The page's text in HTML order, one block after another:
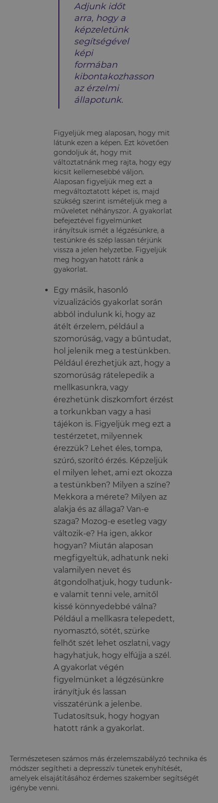
Adjunk időt
arra, hogy a
képzeletünk
segítségével
képi
formában
kibontakozhasson
az érzelmi
állapotunk.
Figyeljük meg alaposan, hogy mit
látunk ezen a képen. Ezt követően
gondoljuk át, hogy mit
változtatnánk meg rajta, hogy egy
kicsit kellemesebbé váljon.
Alaposan figyeljük meg ezt a
megváltoztatott képet is, majd
szükség szerint ismételjük meg a
műveletet néhányszor. A gyakorlat
befejeztével figyelmünket
irányítsuk ismét a légzésünkre, a
testünkre és szép lassan térjünk
vissza a jelen helyzetbe. Figyeljük
meg hogyan hatott ránk a
gyakorlat.
Egy másik, hasonló
vizualizációs gyakorlat során
abból indulunk ki, hogy az
átélt érzelem, például a
szomorúság, vagy a bűntudat,
hol jelenik meg a testünkben.
Például érezhetjük azt, hogy a
szomorúság rátelepedik a
mellkasunkra, vagy
érezhetünk diszkomfort érzést
a torkunkban vagy a hasi
tájékon is. Figyeljük meg ezt a
testérzetet, milyennek
érezzük? Lehet éles, tompa,
szúró, szorító érzés. Képzeljük
el milyen lehet, ami ezt okozza
a testünkben? Milyen a színe?
Mekkora a mérete? Milyen az
alakja és az állaga? Van-e
szaga? Mozog-e esetleg vagy
változik-e? Ha igen, akkor
hogyan? Miután alaposan
megfigyeltük, adhatunk neki
valamilyen nevet és
átgondolhatjuk, hogy tudunk-
e valamit tenni vele, amitől
kissé könnyedebbé válna?
Például a mellkasra telepedett,
nyomasztó, sötét, szürke
felhőt szét lehet oszlatni, vagy
hagyhatjuk, hogy elfújja a szél.
A gyakorlat végén
figyelmünket a légzésünkre
irányítjuk és lassan
visszatérünk a jelenbe.
Tudatosítsuk, hogy hogyan
hatott ránk a gyakorlat.
Természetesen számos más érzelemszabályzó technika és
módszer segítheti a depresszív tünetek enyhítését,
amelyek elsajátításához érdemes szakember segítségét
igénybe venni.